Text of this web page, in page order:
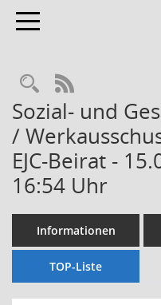
Toggle navigation
RSS-Feed
Sozial- und
/
EJC-Beirat -
16:54 Uhr
Informationen
TOP-Liste